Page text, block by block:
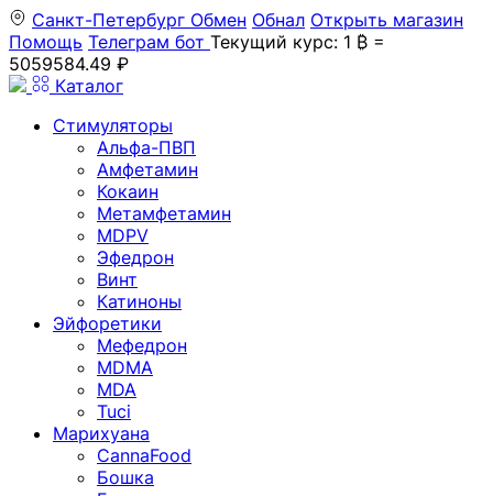
Санкт-Петербург Обмен Обнал Открыть магазин
Помощь Телеграм бот Текущий курс: 1 ₿ =
5059584.49 ₽
Каталог
Стимуляторы
Альфа-ПВП
Амфетамин
Кокаин
Метамфетамин
MDPV
Эфедрон
Винт
Катиноны
Эйфоретики
Мефедрон
MDMA
MDA
Tuci
Марихуана
CannaFood
Бошка